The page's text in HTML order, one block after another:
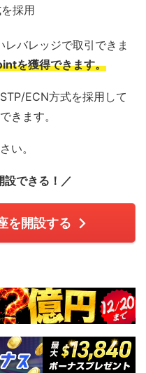
採用
バレッジで取引できま
を獲得できます。
ECN方式を採用して
きます。
い。
設できる！／
を開設する